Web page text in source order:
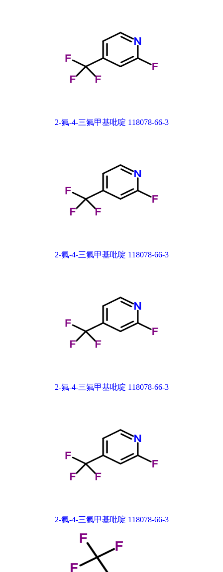
2-氟-4-三氟甲基吡啶 118078-66-3
2-氟-4-三氟甲基吡啶 118078-66-3
2-氟-4-三氟甲基吡啶 118078-66-3
2-氟-4-三氟甲基吡啶 118078-66-3